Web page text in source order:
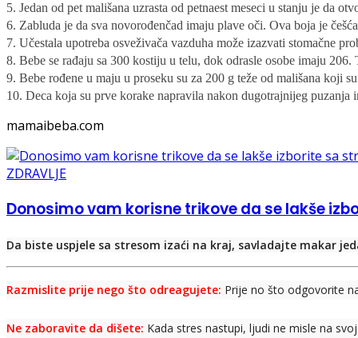
5. Jedan od pet mališana uzrasta od petnaest meseci u stanju je da
6. Zabluda je da sva novorođenčad imaju plave oči. Ova boja je
7. Učestala upotreba osveživača vazduha može izazvati stomačne
8. Bebe se rađaju sa 300 kostiju u telu, dok odrasle osobe imaju
9. Bebe rođene u maju u proseku su za 200 g teže od mališana koji
10. Deca koja su prve korake napravila nakon dugotrajnijeg
mamaibeba.com
ZDRAVLJE
Donosimo vam korisne trikove da se lakše
Da biste uspjele sa stresom izaći na kraj, savladajte makar
Razmislite prije nego što odreagujete: Prije no što odgovorite
Ne zaboravite da dišete: Kada stres nastupi, ljudi ne misle na